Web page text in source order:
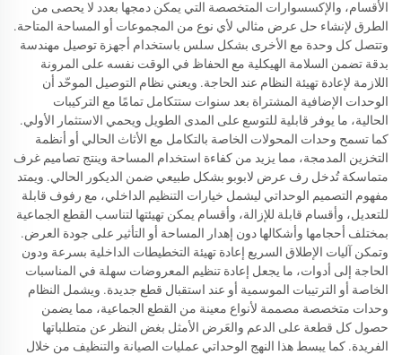
الأقسام، والإكسسوارات المتخصصة التي يمكن دمجها بعدد لا يحصى من
الطرق لإنشاء حل عرض مثالي لأي نوع من المجموعات أو المساحة المتاحة.
وتتصل كل وحدة مع الأخرى بشكل سلس باستخدام أجهزة توصيل مهندسة
بدقة تضمن السلامة الهيكلية مع الحفاظ في الوقت نفسه على المرونة
اللازمة لإعادة تهيئة النظام عند الحاجة. ويعني نظام التوصيل الموحّد أن
الوحدات الإضافية المشتراة بعد سنوات ستتكامل تمامًا مع التركيبات
الحالية، ما يوفر قابلية للتوسع على المدى الطويل ويحمي الاستثمار الأولي.
كما تسمح وحدات المحولات الخاصة بالتكامل مع الأثاث الحالي أو أنظمة
التخزين المدمجة، مما يزيد من كفاءة استخدام المساحة وينتج تصاميم غرف
متماسكة تُدخل رف عرض لابوبو بشكل طبيعي ضمن الديكور الحالي. ويمتد
مفهوم التصميم الوحداتي ليشمل خيارات التنظيم الداخلي، مع رفوف قابلة
للتعديل، وأقسام قابلة للإزالة، وأقسام يمكن تهيئتها لتناسب القطع الجماعية
بمختلف أحجامها وأشكالها دون إهدار المساحة أو التأثير على جودة العرض.
وتمكن آليات الإطلاق السريع إعادة تهيئة التخطيطات الداخلية بسرعة ودون
الحاجة إلى أدوات، ما يجعل إعادة تنظيم المعروضات سهلة في المناسبات
الخاصة أو الترتيبات الموسمية أو عند استقبال قطع جديدة. ويشمل النظام
وحدات متخصصة مصممة لأنواع معينة من القطع الجماعية، مما يضمن
حصول كل قطعة على الدعم والعَرض الأمثل بغض النظر عن متطلباتها
الفريدة. كما يبسط هذا النهج الوحداتي عمليات الصيانة والتنظيف من خلال